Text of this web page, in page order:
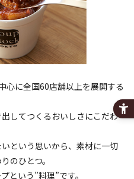
に全国60店舗以上を展開する
してつくるおいしさにこだわ
という思いから、素材に一切
のひとつ。
という”料理”です。